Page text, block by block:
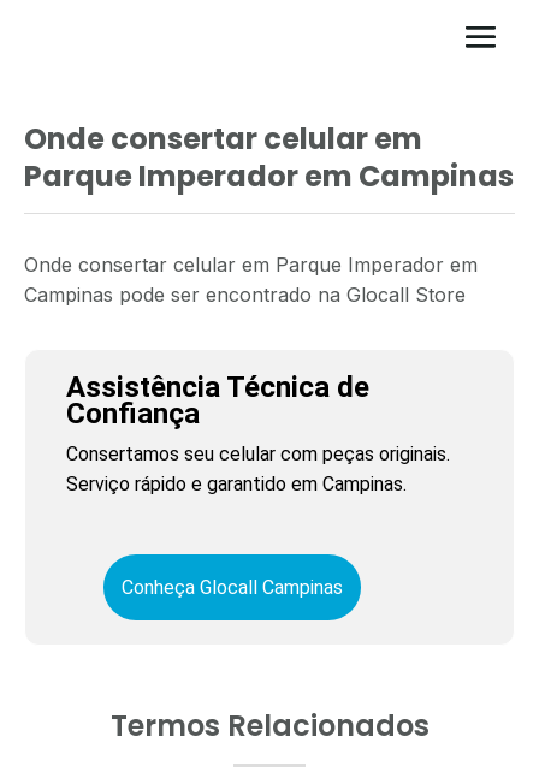
Onde consertar celular em
Parque Imperador em Campinas
Onde consertar celular em Parque Imperador em
Campinas pode ser encontrado na Glocall Store
Assistência Técnica de
Confiança
Consertamos seu celular com peças originais.
Serviço rápido e garantido em Campinas.
Conheça Glocall Campinas
Termos Relacionados